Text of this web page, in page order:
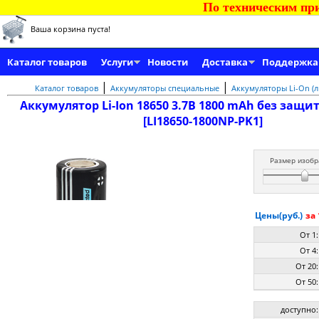
По техническим
Ваша корзина пуста!
Каталог товаров Услуги Новости Доставка Поддержка
Каталог товаров| Аккумуляторы специальные| Аккумуляторы Li-On
Аккумулятор Li-Ion 18650 3.7В 1800 mAh без
[LI18650-1800NP-PK1]
Размер
Цены(руб.) за
От 1:
От 4:
От 20:
От 50:
доступно: